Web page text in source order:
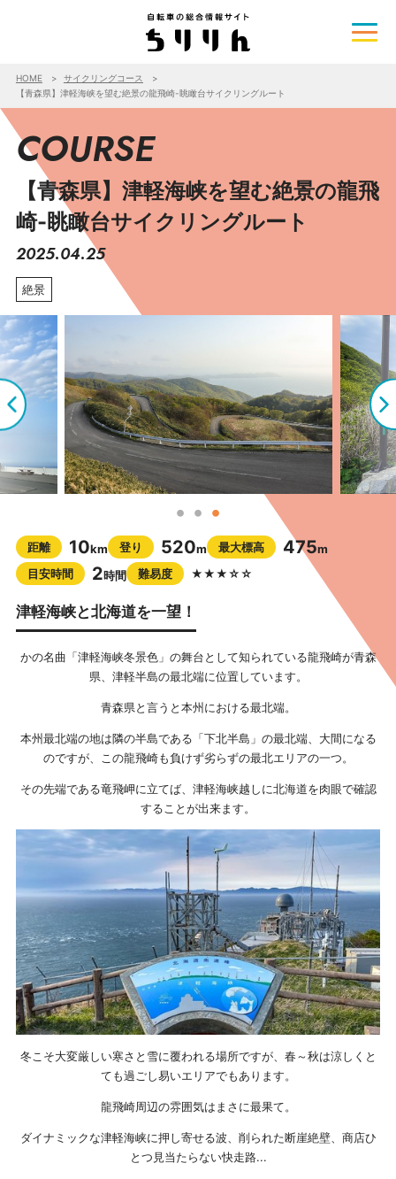
HOME
サイクリングコース
【青森県】津軽海峡を望む絶景の龍飛崎-眺瞰台サイクリングルート
COURSE
【青森県】津軽海峡を望む絶景の龍飛
崎-眺瞰台サイクリングルート
2025.04.25
絶景
距離 10km 登り 520m 最大標高 475m
目安時間
2時間 難易度 ★★★☆☆
津軽海峡と北海道を一望！
かの名曲「津軽海峡冬景色」の舞台として知られている龍飛崎が青森
県、津軽半島の最北端に位置しています。
青森県と言うと本州における最北端。
本州最北端の地は隣の半島である「下北半島」の最北端、大間になる
のですが、この龍飛崎も負けず劣らずの最北エリアの一つ。
その先端である竜飛岬に立てば、津軽海峡越しに北海道を肉眼で確認
することが出来ます。
冬こそ大変厳しい寒さと雪に覆われる場所ですが、春～秋は涼しくと
ても過ごし易いエリアでもあります。
龍飛崎周辺の雰囲気はまさに最果て。
ダイナミックな津軽海峡に押し寄せる波、削られた断崖絶壁、商店ひ
とつ見当たらない快走路...